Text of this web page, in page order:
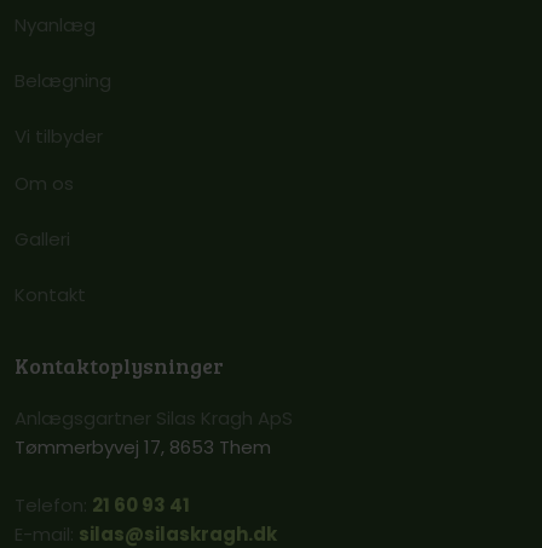
Nyanlæg
Belægning
Vi tilbyder
Om os
Galleri
Kontakt
Kontaktoplysninger
Anlægsgartner Silas Kragh ApS
Tømmerbyvej 17, 8653 Them
Telefon: 21 60 93 41
E-mail: silas@silaskragh.dk